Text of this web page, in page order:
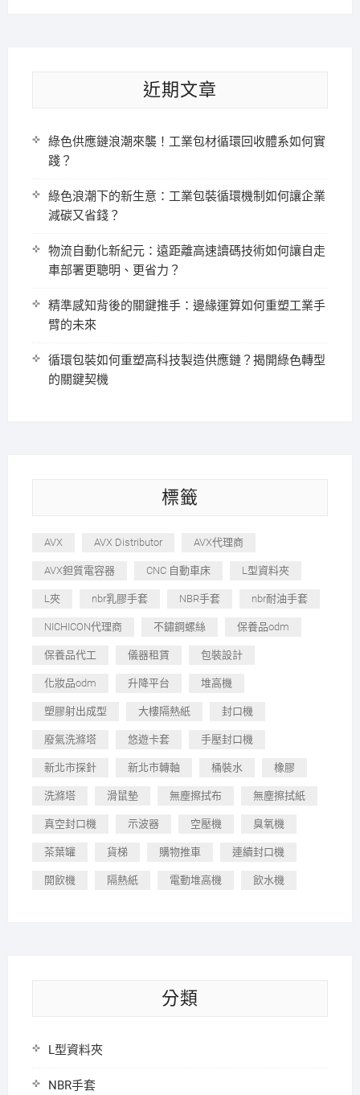
近期文章
綠色供應鏈浪潮來襲！工業包材循環回收體系如何實
踐？
綠色浪潮下的新生意：工業包裝循環機制如何讓企業
減碳又省錢？
物流自動化新紀元：遠距離高速讀碼技術如何讓自走
車部署更聰明、更省力？
精準感知背後的關鍵推手：邊緣運算如何重塑工業手
臂的未來
循環包裝如何重塑高科技製造供應鏈？揭開綠色轉型
的關鍵契機
標籤
AVX AVX Distributor AVX代理商
AVX鉭質電容器 CNC 自動車床 L型資料夾
L夾 nbr乳膠手套 NBR手套 nbr耐油手套
NICHICON代理商 不鏽鋼螺絲 保養品odm
保養品代工 儀器租賃 包裝設計
化妝品odm 升降平台 堆高機
塑膠射出成型 大樓隔熱紙 封口機
廢氣洗滌塔 悠遊卡套 手壓封口機
新北市探針 新北市轉軸 桶裝水 橡膠
洗滌塔 滑鼠墊 無塵擦拭布 無塵擦拭紙
真空封口機 示波器 空壓機 臭氧機
茶葉罐 貨梯 購物推車 連續封口機
開飲機 隔熱紙 電動堆高機 飲水機
分類
L型資料夾
NBR手套